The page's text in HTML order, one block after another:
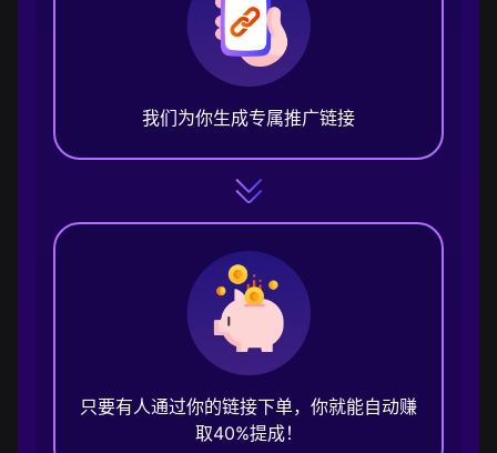
我们为你生成专属推广链接
只要有人通过你的链接下单，你就能自动赚
取40%提成！